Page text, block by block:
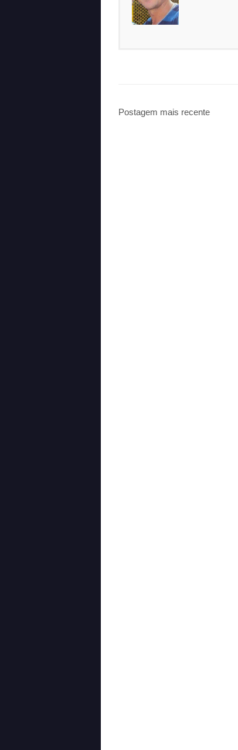
Postagem mais recente